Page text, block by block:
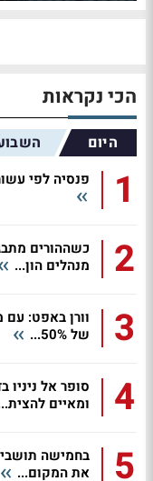
הכי נקראות
היום
1 פנסיה לפי עשור: מה
2
כשההורים
מנהלים הון...
3
וורן באפט: עם
של 50%...
4
סופר אל
ומאיים
5
בחמישה
את המקום...